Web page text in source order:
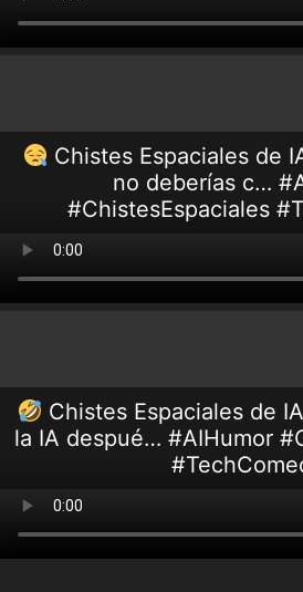
Chistes Espaciales de
no deberías c…
#ChistesEspaciales
Chistes Espaciales de
la IA despué… #AIHumor